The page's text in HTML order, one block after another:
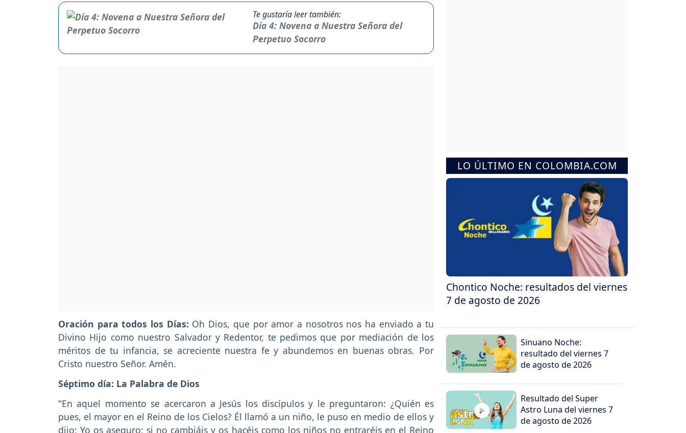
Te gustaría leer también:
Día 4: Novena a Nuestra Señora del
Perpetuo Socorro
Oración para todos los Días: Oh Dios, que por amor a nosotros nos ha enviado a tu
Divino Hijo como nuestro Salvador y Redentor, te pedimos que por mediación de los
méritos de tu infancia, se acreciente nuestra fe y abundemos en buenas obras. Por
Cristo nuestro Señor. Amén.
Séptimo día: La Palabra de Dios
"En aquel momento se acercaron a Jesús los discípulos y le preguntaron: ¿Quién es
pues, el mayor en el Reino de los Cielos? Él llamó a un niño, le puso en medio de ellos y
dijo: Yo os aseguro: si no cambiáis y os hacéis como los niños no entraréis en el Reino
LO ÚLTIMO EN COLOMBIA.COM
Chontico Noche: resultados del viernes
7 de agosto de 2026
Sinuano Noche:
resultado del viernes 7
de agosto de 2026
Resultado del Super
Astro Luna del viernes 7
de agosto de 2026